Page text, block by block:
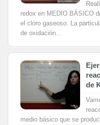
redox en MEDIO BÁSICO
el cloro gaseoso. La
de oxidación...
de
medio básico que se